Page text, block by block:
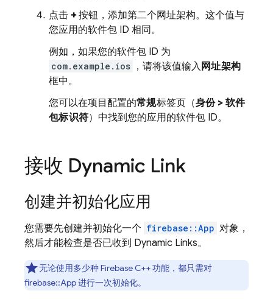
点击 +按钮，添加第二个网址架构。这个值与
您应用的软件包 ID 相同。
例如，如果您的软件包 ID 为
com.example.ios ，请将该值输入 网址架构
框中。
您可以在项目配置的常规标签页（身份 > 软件
包标识符）中找到您的应用的软件包 ID。
接收 Dynamic Link
创建并初始化应用
您需要先创建并初始化一个 firebase::App 对象，
然后才能检查是否已收到 Dynamic Links。
无论使用多少种 Firebase C++ 功能，都只需对
firebase::App 进行一次初始化。